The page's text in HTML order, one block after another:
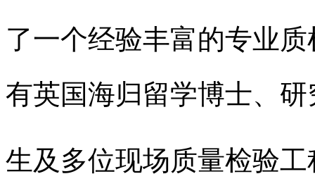
了一个经验丰富的专业
有英国海归留学博士、研
生及多位现场质量检验